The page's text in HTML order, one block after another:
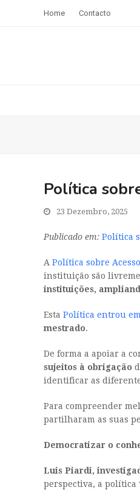
Home Contacto
Política
23 Dezembro, 2025
Publicado em: Política
A Política sobre
instituição são
instituições,
Esta Política entrou
mestrado.
De forma a apoiar a
sujeitos à obrigação
identificar as
Para compreender
partilharam as suas
Democratizar o
Luis Piardi,
perspectiva, a política